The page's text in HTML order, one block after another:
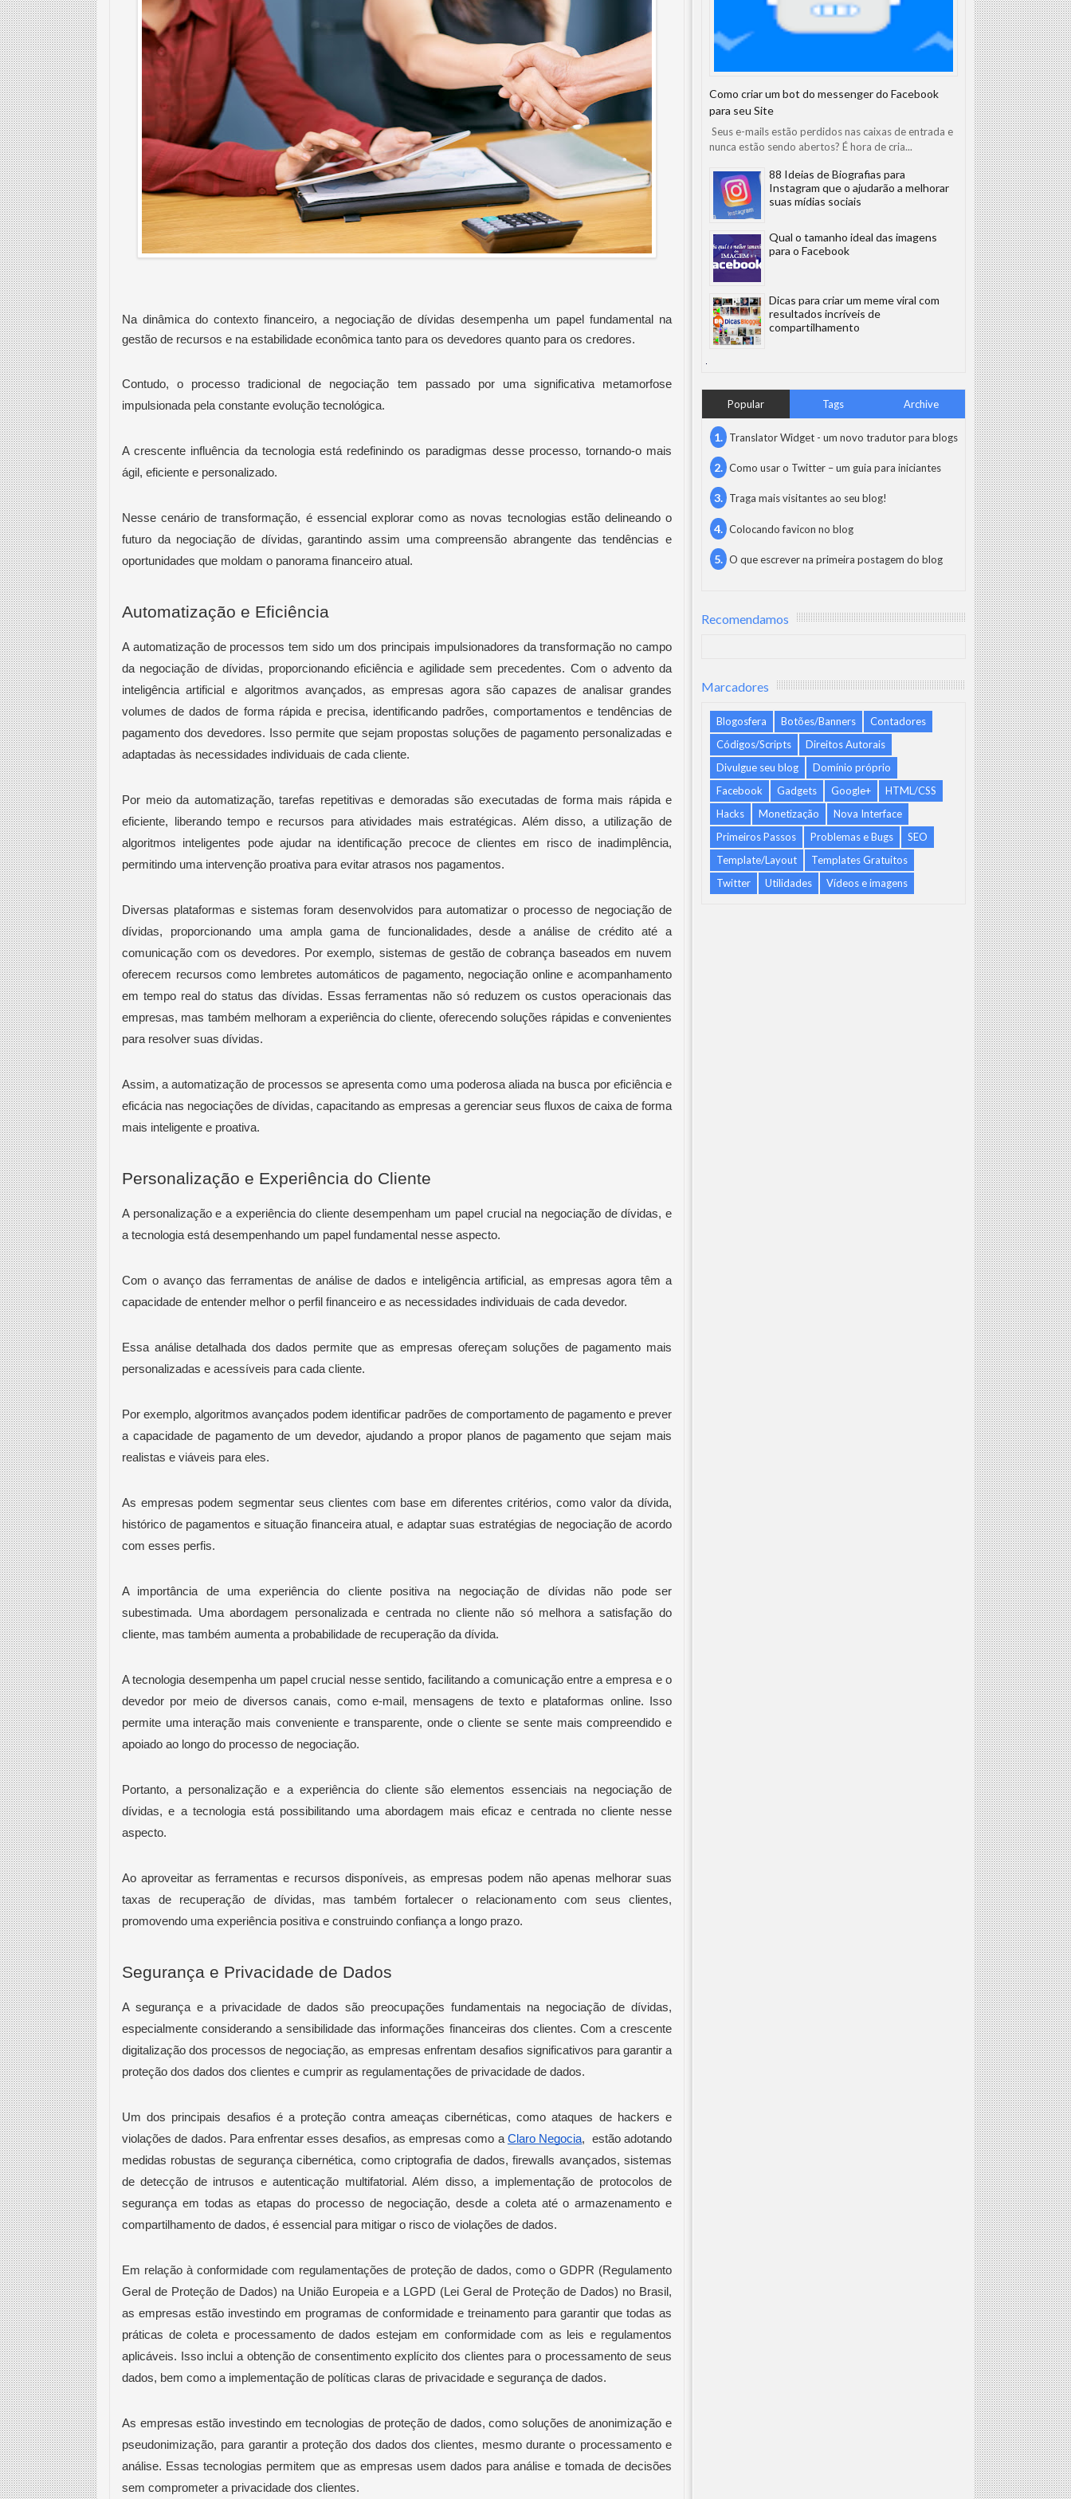
Na dinâmica do contexto financeiro, a negociação de dívidas desempenha um papel fundamental na
gestão de recursos e na estabilidade econômica tanto para os devedores quanto para os credores.
Contudo, o processo tradicional de negociação tem passado por uma significativa metamorfose
impulsionada pela constante evolução tecnológica.
A crescente influência da tecnologia está redefinindo os paradigmas desse processo, tornando-o mais
ágil, eficiente e personalizado.
Nesse cenário de transformação, é essencial explorar como as novas tecnologias estão delineando o
futuro da negociação de dívidas, garantindo assim uma compreensão abrangente das tendências e
oportunidades que moldam o panorama financeiro atual.
Automatização e Eficiência
A automatização de processos tem sido um dos principais impulsionadores da transformação no campo
da negociação de dívidas, proporcionando eficiência e agilidade sem precedentes. Com o advento da
inteligência artificial e algoritmos avançados, as empresas agora são capazes de analisar grandes
volumes de dados de forma rápida e precisa, identificando padrões, comportamentos e tendências de
pagamento dos devedores. Isso permite que sejam propostas soluções de pagamento personalizadas e
adaptadas às necessidades individuais de cada cliente.
Por meio da automatização, tarefas repetitivas e demoradas são executadas de forma mais rápida e
eficiente, liberando tempo e recursos para atividades mais estratégicas. Além disso, a utilização de
algoritmos inteligentes pode ajudar na identificação precoce de clientes em risco de inadimplência,
permitindo uma intervenção proativa para evitar atrasos nos pagamentos.
Diversas plataformas e sistemas foram desenvolvidos para automatizar o processo de negociação de
dívidas, proporcionando uma ampla gama de funcionalidades, desde a análise de crédito até a
comunicação com os devedores. Por exemplo, sistemas de gestão de cobrança baseados em nuvem
oferecem recursos como lembretes automáticos de pagamento, negociação online e acompanhamento
em tempo real do status das dívidas. Essas ferramentas não só reduzem os custos operacionais das
empresas, mas também melhoram a experiência do cliente, oferecendo soluções rápidas e convenientes
para resolver suas dívidas.
Assim, a automatização de processos se apresenta como uma poderosa aliada na busca por eficiência e
eficácia nas negociações de dívidas, capacitando as empresas a gerenciar seus fluxos de caixa de forma
mais inteligente e proativa.
Personalização e Experiência do Cliente
A personalização e a experiência do cliente desempenham um papel crucial na negociação de dívidas, e
a tecnologia está desempenhando um papel fundamental nesse aspecto.
Com o avanço das ferramentas de análise de dados e inteligência artificial, as empresas agora têm a
capacidade de entender melhor o perfil financeiro e as necessidades individuais de cada devedor.
Essa análise detalhada dos dados permite que as empresas ofereçam soluções de pagamento mais
personalizadas e acessíveis para cada cliente.
Por exemplo, algoritmos avançados podem identificar padrões de comportamento de pagamento e prever
a capacidade de pagamento de um devedor, ajudando a propor planos de pagamento que sejam mais
realistas e viáveis para eles.
As empresas podem segmentar seus clientes com base em diferentes critérios, como valor da dívida,
histórico de pagamentos e situação financeira atual, e adaptar suas estratégias de negociação de acordo
com esses perfis.
A importância de uma experiência do cliente positiva na negociação de dívidas não pode ser
subestimada. Uma abordagem personalizada e centrada no cliente não só melhora a satisfação do
cliente, mas também aumenta a probabilidade de recuperação da dívida.
A tecnologia desempenha um papel crucial nesse sentido, facilitando a comunicação entre a empresa e o
devedor por meio de diversos canais, como e-mail, mensagens de texto e plataformas online. Isso
permite uma interação mais conveniente e transparente, onde o cliente se sente mais compreendido e
apoiado ao longo do processo de negociação.
Portanto, a personalização e a experiência do cliente são elementos essenciais na negociação de
dívidas, e a tecnologia está possibilitando uma abordagem mais eficaz e centrada no cliente nesse
aspecto.
Ao aproveitar as ferramentas e recursos disponíveis, as empresas podem não apenas melhorar suas
taxas de recuperação de dívidas, mas também fortalecer o relacionamento com seus clientes,
promovendo uma experiência positiva e construindo confiança a longo prazo.
Segurança e Privacidade de Dados
A segurança e a privacidade de dados são preocupações fundamentais na negociação de dívidas,
especialmente considerando a sensibilidade das informações financeiras dos clientes. Com a crescente
digitalização dos processos de negociação, as empresas enfrentam desafios significativos para garantir a
proteção dos dados dos clientes e cumprir as regulamentações de privacidade de dados.
Um dos principais desafios é a proteção contra ameaças cibernéticas, como ataques de hackers e
violações de dados. Para enfrentar esses desafios, as empresas como a Claro Negocia, estão adotando
medidas robustas de segurança cibernética, como criptografia de dados, firewalls avançados, sistemas
de detecção de intrusos e autenticação multifatorial. Além disso, a implementação de protocolos de
segurança em todas as etapas do processo de negociação, desde a coleta até o armazenamento e
compartilhamento de dados, é essencial para mitigar o risco de violações de dados.
Em relação à conformidade com regulamentações de proteção de dados, como o GDPR (Regulamento
Geral de Proteção de Dados) na União Europeia e a LGPD (Lei Geral de Proteção de Dados) no Brasil,
as empresas estão investindo em programas de conformidade e treinamento para garantir que todas as
práticas de coleta e processamento de dados estejam em conformidade com as leis e regulamentos
aplicáveis. Isso inclui a obtenção de consentimento explícito dos clientes para o processamento de seus
dados, bem como a implementação de políticas claras de privacidade e segurança de dados.
As empresas estão investindo em tecnologias de proteção de dados, como soluções de anonimização e
pseudonimização, para garantir a proteção dos dados dos clientes, mesmo durante o processamento e
análise. Essas tecnologias permitem que as empresas usem dados para análise e tomada de decisões
sem comprometer a privacidade dos clientes.
Como criar um bot do messenger do Facebook
para seu Site
Seus e-mails estão perdidos nas caixas de entrada e
nunca estão sendo abertos? É hora de cria...
88 Ideias de Biografias para
Instagram que o ajudarão a melhorar
suas mídias sociais
Qual o tamanho ideal das imagens
para o Facebook
Dicas para criar um meme viral com
resultados incríveis de
compartilhamento
Popular Tags Archive
Translator Widget - um novo tradutor para blogs
Como usar o Twitter – um guia para iniciantes
Traga mais visitantes ao seu blog!
Colocando favicon no blog
O que escrever na primeira postagem do blog
Recomendamos
Marcadores
Blogosfera Botões/Banners
Contadores
Códigos/Scripts
Direitos Autorais
Divulgue seu blog
Domínio próprio
Facebook
Gadgets Google+
HTML/CSS
Hacks
Monetização
Nova Interface
Primeiros Passos
Problemas e Bugs
SEO
Template/Layout
Templates Gratuitos
Twitter
Utilidades Vídeos e imagens